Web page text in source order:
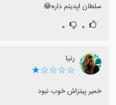
سلطان اپدیتم داره😂
۰ ۰
رنیا
☆☆☆☆★
خمیر پیتزاش خوب نبود